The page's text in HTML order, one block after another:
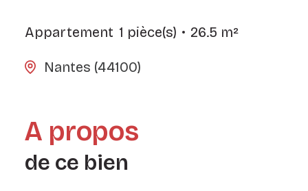
Appartement 1 pièce(s) 26.5 m²
Nantes (44100)
A propos
de ce bien